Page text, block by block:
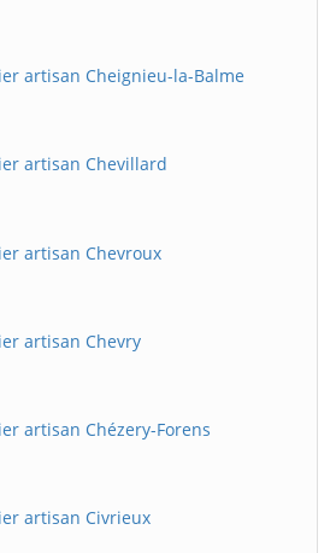
artisan Cheignieu-la-Balme
artisan Chevillard
artisan Chevroux
artisan Chevry
artisan Chézery-Forens
artisan Civrieux